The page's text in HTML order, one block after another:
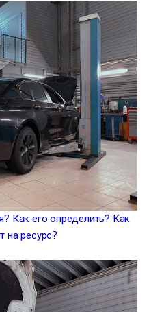
Как его определить? Как
на ресурс?